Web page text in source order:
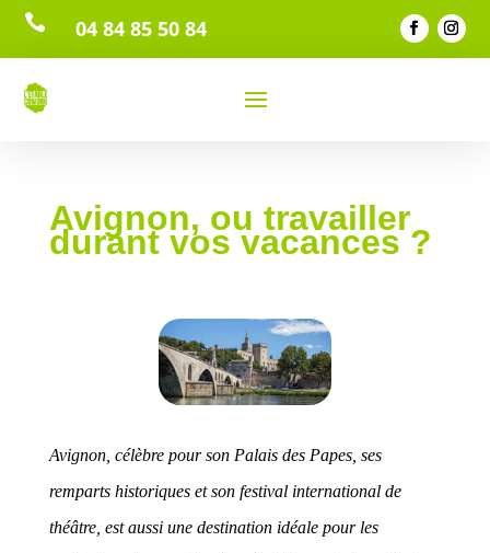
 04 84 85 50 84
Avignon, ou travailler
durant vos vacances ?
Avignon, célèbre pour son Palais des Papes, ses
remparts historiques et son festival international de
théâtre, est aussi une destination idéale pour les